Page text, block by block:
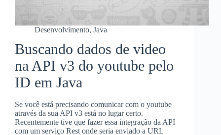
Desenvolvimento, Java
Buscando dados de video
na API v3 do youtube pelo
ID em Java
Se você está precisando comunicar com o youtube
através da sua API v3 está no lugar certo.
Recentemente tive que fazer essa integração da API
com um serviço Rest onde seria enviado a URL